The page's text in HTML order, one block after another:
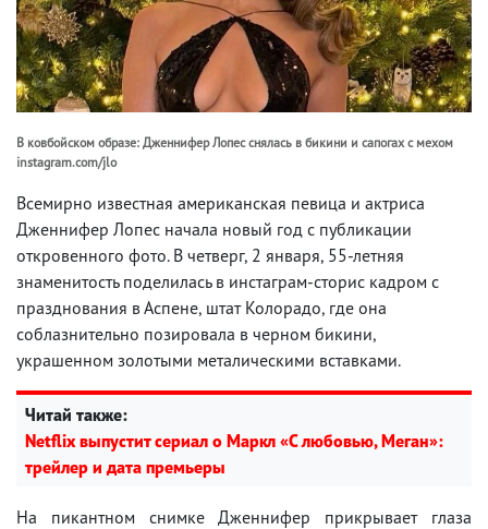
В ковбойском образе: Дженнифер Лопес снялась в бикини и сапогах с мехом
instagram.com/jlo
Всемирно известная американская певица и актриса
Дженнифер Лопес начала новый год с публикации
откровенного фото. В четверг, 2 января, 55-летняя
знаменитость поделилась в инстаграм-сторис кадром с
празднования в Аспене, штат Колорадо, где она
соблазнительно позировала в черном бикини,
украшенном золотыми металическими вставками.
Читай также:
Netflix выпустит сериал о Маркл «С любовью, Меган»:
трейлер и дата премьеры
На пикантном снимке Дженнифер прикрывает глаза